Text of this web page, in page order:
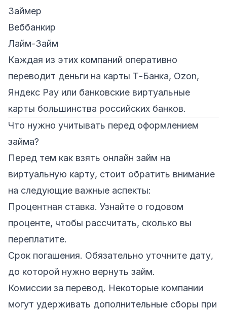
Займер
Веббанкир
Лайм-Займ
Каждая из этих компаний оперативно
переводит деньги на карты Т-Банка, Ozon,
Яндекс Pay или банковские виртуальные
карты большинства российских банков.
Что нужно учитывать перед оформлением
займа?
Перед тем как взять онлайн займ на
виртуальную карту, стоит обратить внимание
на следующие важные аспекты:
Процентная ставка. Узнайте о годовом
проценте, чтобы рассчитать, сколько вы
переплатите.
Срок погашения. Обязательно уточните дату,
до которой нужно вернуть займ.
Комиссии за перевод. Некоторые компании
могут удерживать дополнительные сборы при